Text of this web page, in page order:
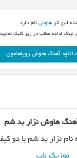
این اثرهاوش نام دارد
لینک ادامه مطلب در زیر کلیک
دانلود آهنگ هاوش رویاهامون
آهنگ هاوش نزار بد شم
نزار بد شم با دو کیفیت ۳۲۰ و ۱۲۸ + متن
موزیک ناب